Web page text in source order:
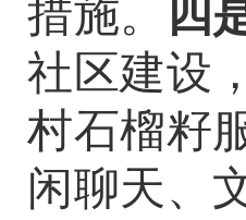
措施。
四
社区建设
村石榴籽
闲聊天、